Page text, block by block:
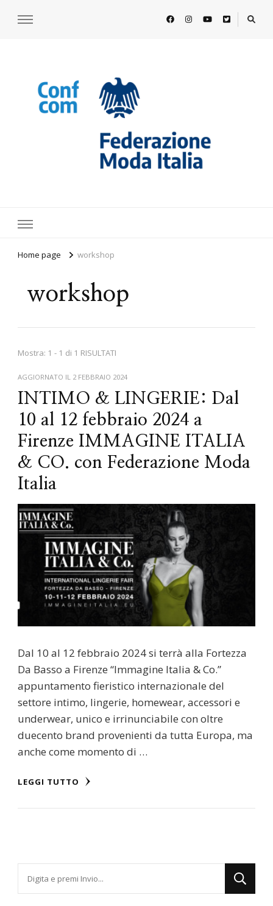
Home page workshop
workshop
Mostra: 1 - 1 di 1 RISULTATI
AGGIORNATO IL 2 FEBBRAIO 2024
INTIMO & LINGERIE: Dal
10 al 12 febbraio 2024 a
Firenze IMMAGINE ITALIA
& CO. con Federazione Moda
Italia
Dal 10 al 12 febbraio 2024 si terrà alla Fortezza
Da Basso a Firenze “Immagine Italia & Co.”
appuntamento fieristico internazionale del
settore intimo, lingerie, homewear, accessori e
underwear, unico e irrinunciabile con oltre
duecento brand provenienti da tutta Europa, ma
anche come momento di …
LEGGI TUTTO